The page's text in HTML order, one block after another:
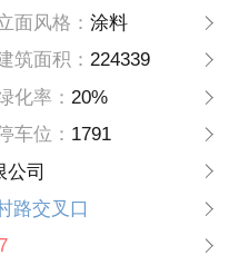
面风格： 涂料
筑面积： 224339
化率： 20%
车位： 1791
公司
路交叉口